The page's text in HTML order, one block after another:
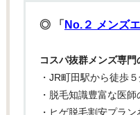
◎ 「 No.２ メンズ
コスパ抜群メンズ専
・JR町田駅から徒歩
・脱毛知識豊富な医
・ヒゲ脱毛割安プラン